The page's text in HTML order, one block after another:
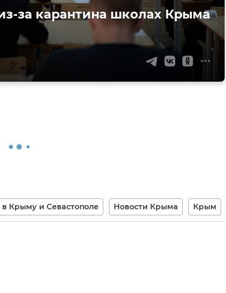
за карантина школах Крыма
Крыму и Севастополе Новости Крыма Крым